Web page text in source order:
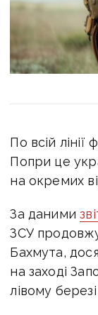
По всій лінії
Попри це
на окремих
За даними
ЗСУ
Бахмута,
на заході
лівому